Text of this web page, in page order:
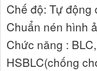
Chế độ: Tự động
Chuẩn nén hình
Chức năng :
HSBLC(chống